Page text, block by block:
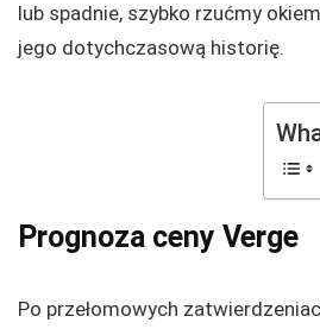
lub spadnie, szybko rzućmy
jego dotychczasową historię.
Prognoza ceny Verge
Po przełomowych